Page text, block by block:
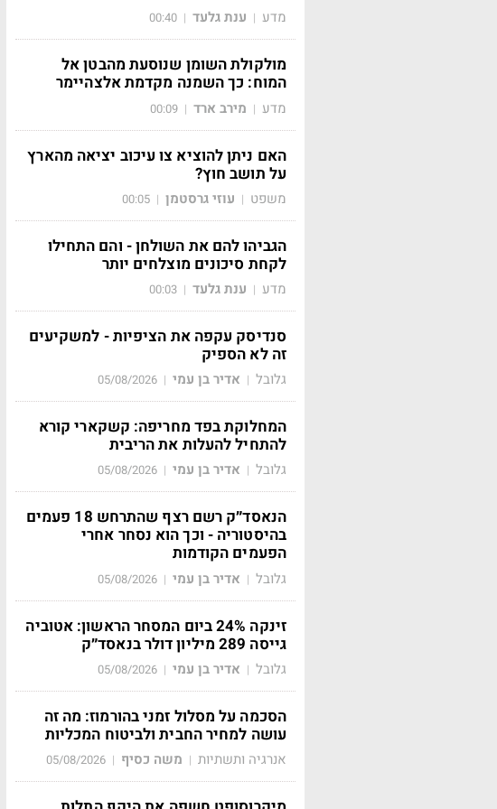
מדע | ענת גלעד |
00:40
מולקולת השומן שנוסעת מהבטן אל
המוח: כך השמנה מקדמת אלצהיימר
מדע | מירב ארד |
00:09
האם ניתן להוציא צו עיכוב יציאה מהארץ
על תושב חוץ?
משפט | עוזי גרסטמן |
00:05
הגביהו להם את השולחן - והם התחילו
לקחת סיכונים מוצלחים יותר
מדע | ענת גלעד |
00:03
סנדיסק עקפה את הציפיות - למשקיעים
זה לא הספיק
גלובל | אדיר בן עמי |
05/08/2026
המחלוקת בפד מחריפה: קשקארי קורא
להתחיל להעלות את הריבית
גלובל | אדיר בן עמי |
05/08/2026
הנאסד״ק רשם רצף שהתרחש 18 פעמים
בהיסטוריה - וכך הוא נסחר אחרי
הפעמים הקודמות
גלובל | אדיר בן עמי |
05/08/2026
זינקה 24% ביום המסחר הראשון: אטוביה
גייסה 289 מיליון דולר בנאסד״ק
גלובל | אדיר בן עמי |
05/08/2026
הסכמה על מסלול זמני בהורמוז: מה זה
עושה למחיר החבית ולביטוח המכליות
אנרגיה ותשתיות | משה כסיף |
05/08/2026